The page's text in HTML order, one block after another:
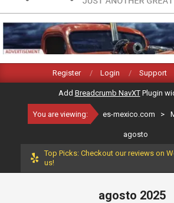
ES-
MEXICO.COM
Navigation
Register Login Support
Add Breadcrumb NavXTPlugin
You are viewing: es-mexico.com >
agosto
Top Picks: Checkout our reviews on
us!
agosto 2025